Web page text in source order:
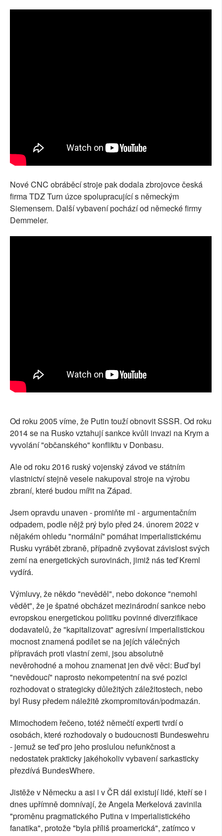
Nové CNC obráběcí stroje pak dodala zbrojovce česká
firma TDZ Turn úzce spolupracující s německým
Siemensem. Další vybavení pochází od německé firmy
Demmeler.
Od roku 2005 víme, že Putin touží obnovit SSSR. Od roku
2014 se na Rusko vztahují sankce kvůli invazi na Krym a
vyvolání "občanského" konfliktu v Donbasu.
Ale od roku 2016 ruský vojenský závod ve státním
vlastnictví stejně vesele nakupoval stroje na výrobu
zbraní, které budou mířit na Západ.
Jsem opravdu unaven - promiňte mi - argumentačním
odpadem, podle nějž prý bylo před 24. únorem 2022 v
nějakém ohledu "normální" pomáhat imperialistickému
Rusku vyrábět zbraně, případně zvyšovat závislost svých
zemí na energetických surovinách, jimiž nás teď Kreml
vydírá.
Výmluvy, že někdo "nevěděl", nebo dokonce "nemohl
vědět", že je špatné obcházet mezinárodní sankce nebo
evropskou energetickou politiku povinné diverzifikace
dodavatelů, že "kapitalizovat" agresívní imperialistickou
mocnost znamená podílet se na jejích válečných
přípravách proti vlastní zemi, jsou absolutně
nevěrohodné a mohou znamenat jen dvě věci: Buď byl
"nevědoucí" naprosto nekompetentní na své pozici
rozhodovat o strategicky důležitých záležitostech, nebo
byl Rusy předem náležitě zkompromitován/podmazán.
Mimochodem řečeno, totéž němečtí experti tvrdí o
osobách, které rozhodovaly o budoucnosti Bundeswehru
- jemuž se teď pro jeho proslulou nefunkčnost a
nedostatek prakticky jakéhokoliv vybavení sarkasticky
přezdívá BundesWhere.
Jistěže v Německu a asi i v ČR dál existují lidé, kteří se i
dnes upřímně domnívají, že Angela Merkelová zavinila
"proměnu pragmatického Putina v imperialistického
fanatika", protože "byla příliš proamerická", zatímco v